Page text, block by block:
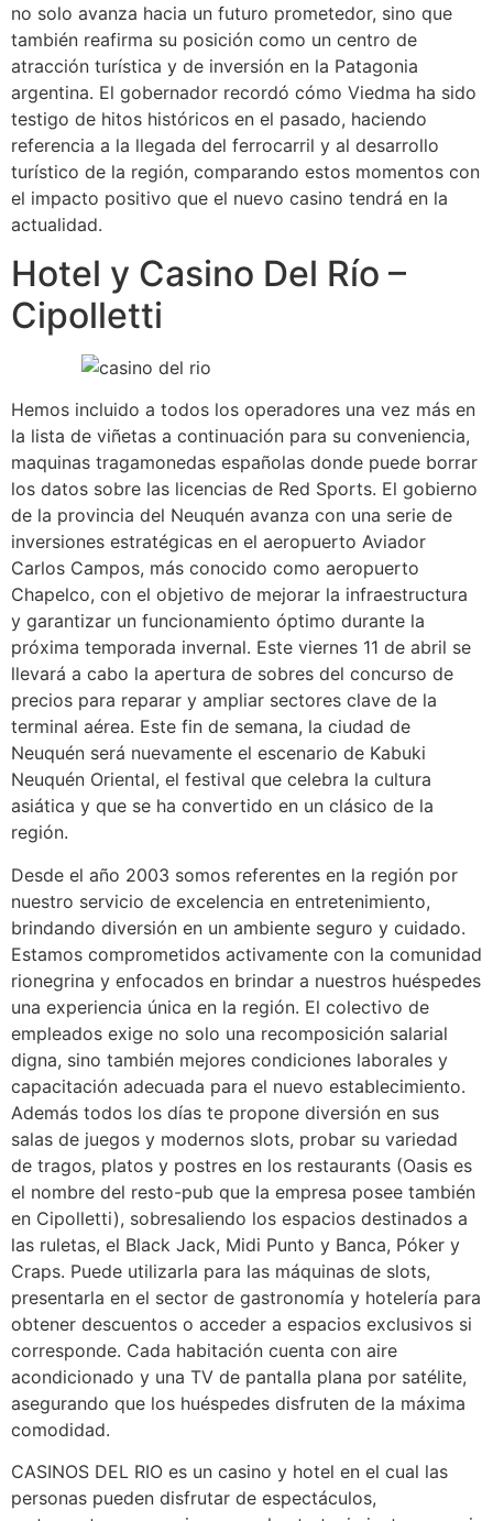
no solo avanza hacia un futuro prometedor, sino que
también reafirma su posición como un centro de
atracción turística y de inversión en la Patagonia
argentina. El gobernador recordó cómo Viedma ha sido
testigo de hitos históricos en el pasado, haciendo
referencia a la llegada del ferrocarril y al desarrollo
turístico de la región, comparando estos momentos con
el impacto positivo que el nuevo casino tendrá en la
actualidad.
Hotel y Casino Del Río –
Cipolletti
Hemos incluido a todos los operadores una vez más en
la lista de viñetas a continuación para su conveniencia,
maquinas tragamonedas españolas donde puede borrar
los datos sobre las licencias de Red Sports. El gobierno
de la provincia del Neuquén avanza con una serie de
inversiones estratégicas en el aeropuerto Aviador
Carlos Campos, más conocido como aeropuerto
Chapelco, con el objetivo de mejorar la infraestructura
y garantizar un funcionamiento óptimo durante la
próxima temporada invernal. Este viernes 11 de abril se
llevará a cabo la apertura de sobres del concurso de
precios para reparar y ampliar sectores clave de la
terminal aérea. Este fin de semana, la ciudad de
Neuquén será nuevamente el escenario de Kabuki
Neuquén Oriental, el festival que celebra la cultura
asiática y que se ha convertido en un clásico de la
región.
Desde el año 2003 somos referentes en la región por
nuestro servicio de excelencia en entretenimiento,
brindando diversión en un ambiente seguro y cuidado.
Estamos comprometidos activamente con la comunidad
rionegrina y enfocados en brindar a nuestros huéspedes
una experiencia única en la región. El colectivo de
empleados exige no solo una recomposición salarial
digna, sino también mejores condiciones laborales y
capacitación adecuada para el nuevo establecimiento.
Además todos los días te propone diversión en sus
salas de juegos y modernos slots, probar su variedad
de tragos, platos y postres en los restaurants (Oasis es
el nombre del resto-pub que la empresa posee también
en Cipolletti), sobresaliendo los espacios destinados a
las ruletas, el Black Jack, Midi Punto y Banca, Póker y
Craps. Puede utilizarla para las máquinas de slots,
presentarla en el sector de gastronomía y hotelería para
obtener descuentos o acceder a espacios exclusivos si
corresponde. Cada habitación cuenta con aire
acondicionado y una TV de pantalla plana por satélite,
asegurando que los huéspedes disfruten de la máxima
comodidad.
CASINOS DEL RIO es un casino y hotel en el cual las
personas pueden disfrutar de espectáculos,